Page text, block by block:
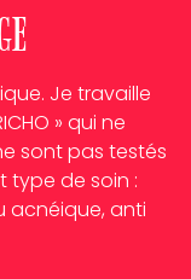
Je travaille
» qui ne
sont pas testés
type de soin :
acnéique, anti